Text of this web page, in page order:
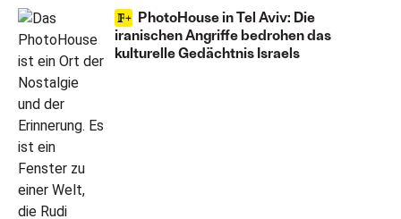
PhotoHouse in Tel Aviv: Die
iranischen Angriffe bedrohen das
kulturelle Gedächtnis Israels